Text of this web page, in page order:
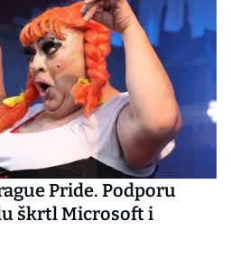
Pride. Podporu
škrtl Microsoft i